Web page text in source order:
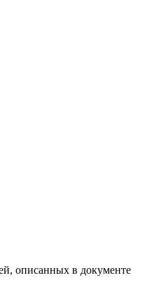
описанных в документе